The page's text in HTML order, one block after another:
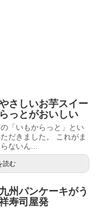
さしいお芋スイー
っとがおいしい
「いもからっと」とい
だきました。 これがま
ないん...
読む
州パンケーキがう
寿司屋発